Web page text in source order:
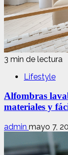
3 min de lectura
Lifestyle
Alfombras
materiales y
admin mayo 7,